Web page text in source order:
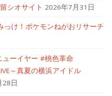
シオサイト 2026年7月31日
け！ポケモンねがおリサーチ
ーイヤー #桃色革命
～真夏の横浜アイドル
28日